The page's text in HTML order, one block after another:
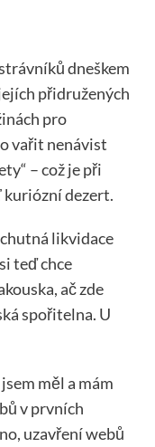
dneškem
přidružených
pro
vařit nenávist
– což je při
kuriózní dezert.
likvidace
teď chce
ač zde
spořitelna. U
měl a mám
v prvních
uzavření webů